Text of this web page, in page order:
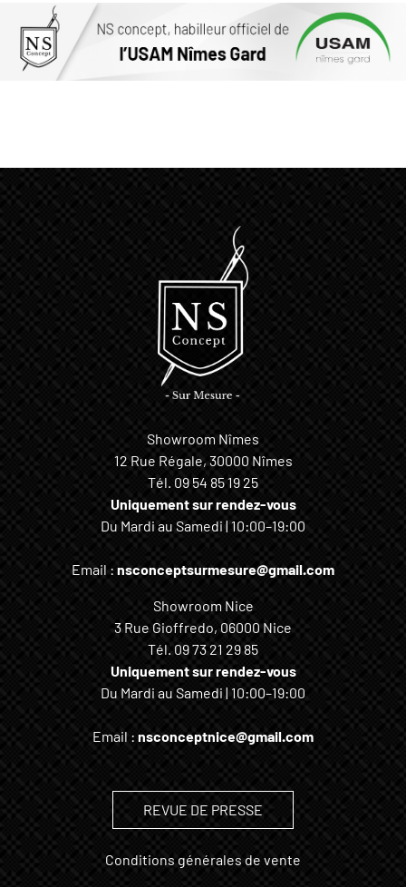
Showroom Nîmes
12 Rue Régale, 30000 Nîmes
Tél. 09 54 85 19 25
Uniquement sur rendez-vous
Du Mardi au Samedi | 10:00–19:00
Email : nsconceptsurmesure@gmail.com
Showroom Nice
3 Rue Gioffredo, 06000 Nice
Tél. 09 73 21 29 85
Uniquement sur rendez-vous
Du Mardi au Samedi | 10:00–19:00
Email : nsconceptnice@gmail.com
REVUE DE PRESSE
Conditions générales de vente